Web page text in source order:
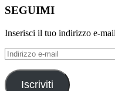
SEGUIMI
Inserisci il tuo indirizzo e-
Indirizzo
e-
mail
Iscriviti